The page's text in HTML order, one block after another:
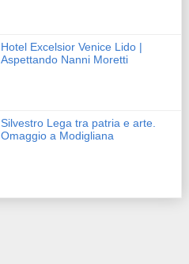
Hotel Excelsior Venice Lido |
Aspettando Nanni Moretti
Silvestro Lega tra patria e arte.
Omaggio a Modigliana